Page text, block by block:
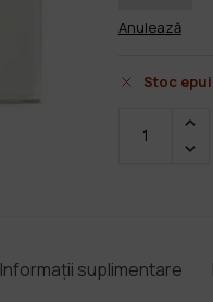
Anulează
Stoc
Informații suplimentare